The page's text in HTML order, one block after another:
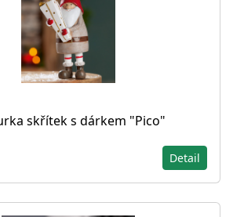
skřítek s dárkem "Pico"
Detail